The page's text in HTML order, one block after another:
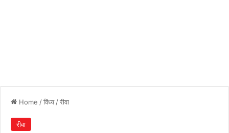
Home /विंध्य /रीवा
रीवा